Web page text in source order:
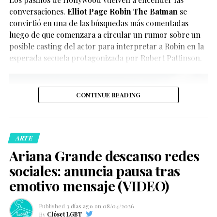
Glenn Close .
Ver esta publicación en Instagram
del momento.
Ver esta publicación en Instagram
acudieron al domicilio tras recibir llamadas de personas
preocupadas por el bienestar del creador de contenido.
Posteriormente, las autoridades confirmaron que la
persona fue trasladada de manera segura a un hospital
local para recibir atención médica.
conversaciones. Elliot Page Robin The Batman se
convirtió en una de las búsquedas más comentadas
luego de que comenzara a circular un rumor sobre un
posible casting del actor para interpretar a Robin en la
esperada secuela protagonizada por Robert Pattinson.
CONTINUE READING
ARTE
Ariana Grande descanso redes
sociales: anuncia pausa tras
emotivo mensaje (VIDEO)
Published 3 días ago on 08/04/2026
By Clóset LGBT